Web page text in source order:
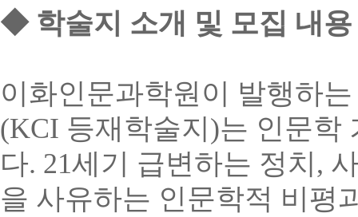
◆ 학술지 소개 및 모집 내용
이화인문과학원이
발행하는
(KCI 등재학술지 )는 인문학
다. 21세기 급변하는 정치 ,
을 사유하는 인문학적 비평